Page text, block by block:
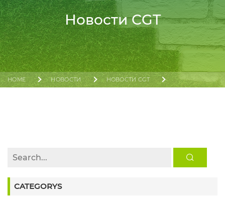
Новости CGT
HOME НОВОСТИ НОВОСТИ CGT
CATEGORYS